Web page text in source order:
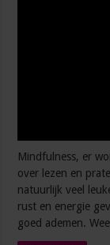
Mindfulness, er
over lezen en
natuurlijk veel
rust en energie
goed ademen.